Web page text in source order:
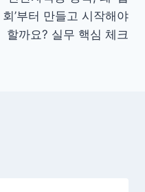
회’부터 만들고 시작해야
할까요? 실무 핵심 체크